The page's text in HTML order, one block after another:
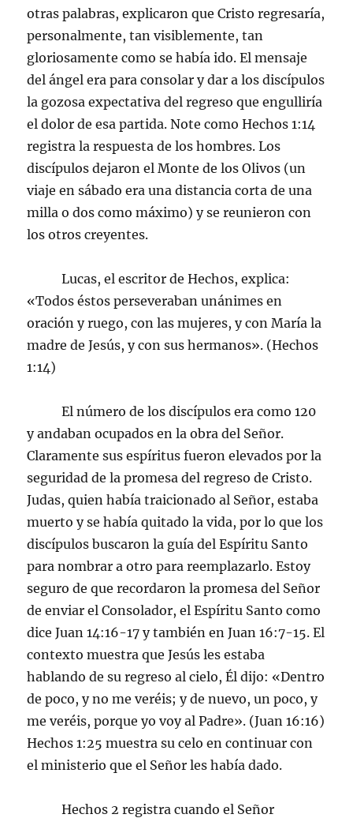
otras palabras, explicaron que Cristo regresaría,
personalmente, tan visiblemente, tan
gloriosamente como se había ido. El mensaje
del ángel era para consolar y dar a los discípulos
la gozosa expectativa del regreso que engulliría
el dolor de esa partida. Note como Hechos 1:14
registra la respuesta de los hombres. Los
discípulos dejaron el Monte de los Olivos (un
viaje en sábado era una distancia corta de una
milla o dos como máximo) y se reunieron con
los otros creyentes.
Lucas, el escritor de Hechos, explica:
«Todos éstos perseveraban unánimes en
oración y ruego, con las mujeres, y con María la
madre de Jesús, y con sus hermanos». (Hechos
1:14)
El número de los discípulos era como 120
y andaban ocupados en la obra del Señor.
Claramente sus espíritus fueron elevados por la
seguridad de la promesa del regreso de Cristo.
Judas, quien había traicionado al Señor, estaba
muerto y se había quitado la vida, por lo que los
discípulos buscaron la guía del Espíritu Santo
para nombrar a otro para reemplazarlo. Estoy
seguro de que recordaron la promesa del Señor
de enviar el Consolador, el Espíritu Santo como
dice Juan 14:16-17 y también en Juan 16:7-15. El
contexto muestra que Jesús les estaba
hablando de su regreso al cielo, Él dijo: «Dentro
de poco, y no me veréis; y de nuevo, un poco, y
me veréis, porque yo voy al Padre». (Juan 16:16)
Hechos 1:25 muestra su celo en continuar con
el ministerio que el Señor les había dado.
Hechos 2 registra cuando el Señor